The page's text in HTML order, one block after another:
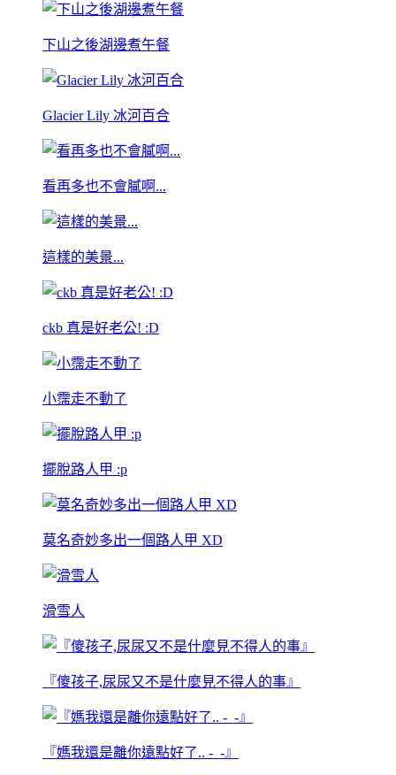
下山之後湖邊煮午餐
Glacier Lily 冰河百合
看再多也不會膩啊...
這樣的美景...
ckb 真是好老公! :D
小霈走不動了
擺脫路人甲 :p
莫名奇妙多出一個路人甲 XD
滑雪人
『傻孩子,尿尿又不是什麼見不得人的事』
『媽我還是離你遠點好了.. -_-』